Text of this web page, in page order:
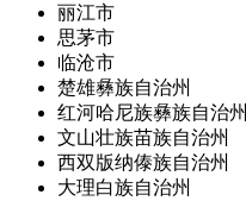
丽江市
思茅市
临沧市
楚雄彝族自治州
红河哈尼族彝族自治州
文山壮族苗族自治州
西双版纳傣族自治州
大理白族自治州